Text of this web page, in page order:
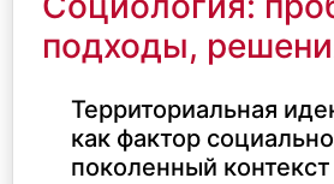
подходы,
Территориальная
как фактор
поколенный контекст